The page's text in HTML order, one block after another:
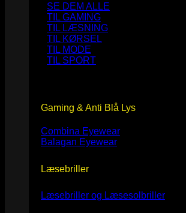
SE DEM ALLE
TIL GAMING
TIL LÆSNING
TIL KØRSEL
TIL MODE
TIL SPORT
Gaming & Anti Blå Lys
Combina Eyewear
Balagan Eyewear
Læsebriller
Læsebriller og Læsesolbriller